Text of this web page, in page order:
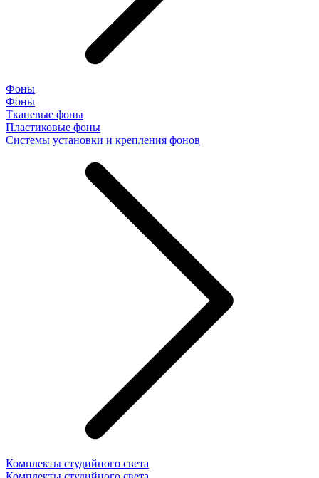
Фоны
Фоны
Тканевые фоны
Пластиковые фоны
Системы установки и крепления фонов
Комплекты студийного света